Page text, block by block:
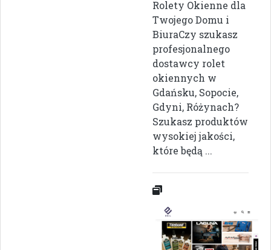
Rolety Okienne dla
Twojego Domu i
BiuraCzy szukasz
profesjonalnego
dostawcy rolet
okiennych w
Gdańsku, Sopocie,
Gdyni, Różynach?
Szukasz produktów
wysokiej jakości,
które będą ...